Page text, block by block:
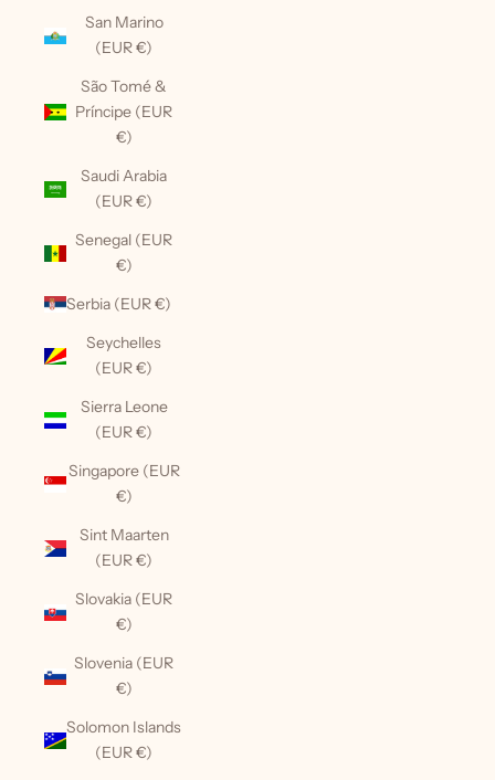
San Marino
(EUR €)
São Tomé &
Príncipe (EUR
€)
Saudi Arabia
(EUR €)
Senegal (EUR
€)
Serbia (EUR €)
Seychelles
(EUR €)
Sierra Leone
(EUR €)
Singapore (EUR
€)
Sint Maarten
(EUR €)
Slovakia (EUR
€)
Slovenia (EUR
€)
Solomon Islands
(EUR €)